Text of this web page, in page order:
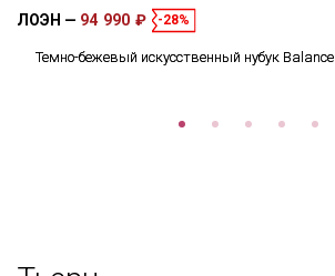
ЛОЭН 94 990 ₽ -28%
Темно-бежевый искусственный нубук Balance